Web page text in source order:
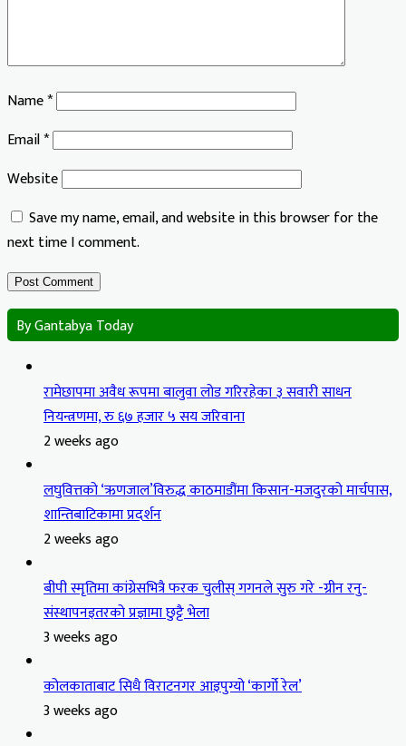
Name*
Email*
Website
Save my name, email, and website in this browser for the
next time I comment.
By Gantabya Today
रामेछापमा अवैध रूपमा बालुवा लोड गरिरहेका ३ सवारी साधन
नियन्त्रणमा, रु ६७ हजार ५ सय जरिवाना
2 weeks ago
लघुवित्तको ‘ऋणजाल’विरुद्ध काठमाडौंमा किसान-मजदुरको मार्चपास,
शान्तिबाटिकामा प्रदर्शन
2 weeks ago
बीपी स्मृतिमा कांग्रेसभित्रै फरक चुलीस् गगनले सुरु गरे -ग्रीन रनु-
संस्थापनइतरको प्रज्ञामा छुट्टै भेला
3 weeks ago
कोलकाताबाट सिधै विराटनगर आइपुग्यो ‘कार्गो रेल’
3 weeks ago